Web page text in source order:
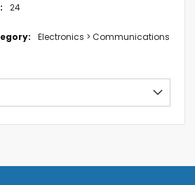
24
Electronics > Communications